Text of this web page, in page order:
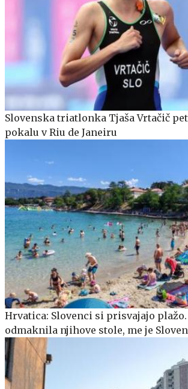
Slovenska triatlonka Tjaša Vrtačič
pokalu v Riu de Janeiru
Hrvatica: Slovenci si prisvajajo plažo.
odmaknila njihove stole, me je